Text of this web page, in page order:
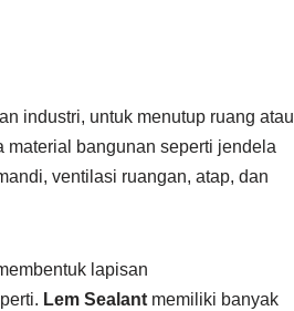
industri, untuk menutup ruang atau
material bangunan seperti jendela
ventilasi ruangan, atap, dan
lapisan
Lem Sealantmemiliki banyak